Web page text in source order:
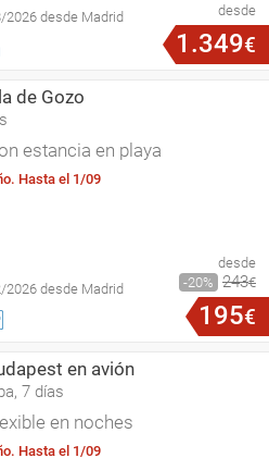
2026 desde Madrid desde
1 .349€
de Gozo
estancia en playa
Hasta el 1/09
2026 desde Madrid
desde
20
243€
195€
en avión
7 días
en noches
Hasta el 1/09